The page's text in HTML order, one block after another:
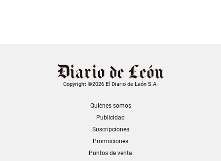
Copyright ©2026 El Diario de León S.A.
Quiénes somos
Publicidad
Suscripciones
Promociones
Puntos de venta